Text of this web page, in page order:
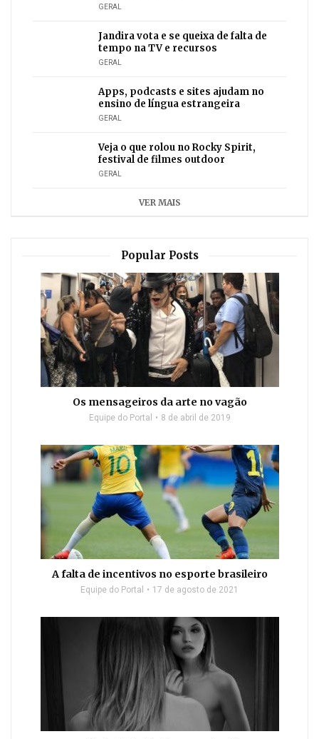
GERAL
Jandira vota e se queixa de falta de
tempo na TV e recursos
GERAL
Apps, podcasts e sites ajudam no
ensino de língua estrangeira
GERAL
Veja o que rolou no Rocky Spirit,
festival de filmes outdoor
GERAL
VER MAIS
Popular Posts
Os mensageiros da arte no vagão
Equipe do Portal 8 de abril de 2019
A falta de incentivos no esporte brasileiro
Equipe do Portal 17 de agosto de 2021